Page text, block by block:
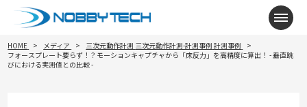
メニ
HOME メディア 三次元動作計測 三次元動作計測-計測事例 計測事例
フォースプレート要らず！？モーションキャプチャから「床反力」を高精度に算出！ - 垂直跳
びにおける実測値との比較 -